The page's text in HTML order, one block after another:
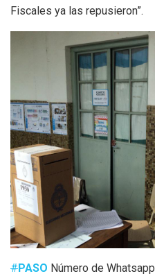
Fiscales ya las repusieron”.
#PASO Número de